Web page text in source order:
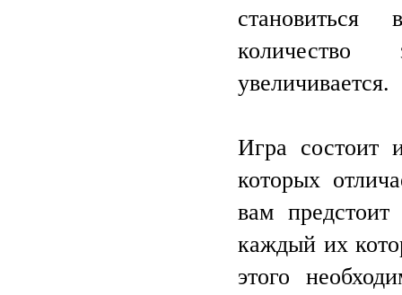
становиться
увеличивается.
Игра состоит
которых
вам предстоит
каждый их
этого